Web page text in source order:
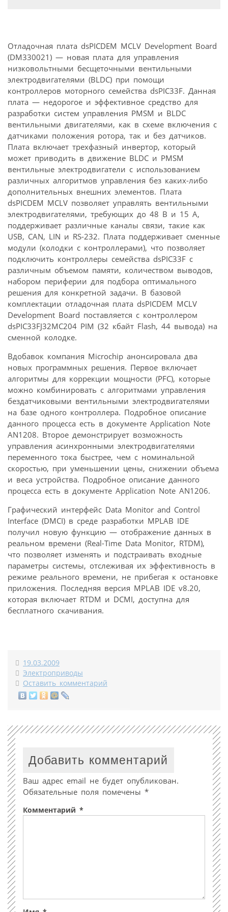
Отладочная плата dsPICDEM MCLV Development Board
(DM330021) — новая плата для управления
низковольтными бесщеточными вентильными
электродвигателями (BLDC) при помощи
контроллеров моторного семейства dsPIC33F. Данная
плата — недорогое и эффективное средство для
разработки систем управления PMSM и BLDC
вентильными двигателями, как в схеме включения с
датчиками положения ротора, так и без датчиков.
Плата включает трехфазный инвертор, который
может приводить в движение BLDC и PMSM
вентильные электродвигатели с использованием
различных алгоритмов управления без каких-либо
дополнительных внешних элементов. Плата
dsPICDEM MCLV позволяет управлять вентильными
электродвигателями, требующих до 48 В и 15 А,
поддерживает различные каналы связи, такие как
USB, CAN, LIN и RS-232. Плата поддерживает сменные
модули (колодки с контроллерами), что позволяет
подключить контроллеры семейства dsPIC33F с
различным объемом памяти, количеством выводов,
набором периферии для подбора оптимального
решения для конкретной задачи. В базовой
комплектации отладочная плата dsPICDEM MCLV
Development Board поставляется с контроллером
dsPIC33FJ32MC204 PIM (32 кбайт Flash, 44 вывода) на
сменной колодке.
Вдобавок компания Microchip анонсировала два
новых программных решения. Первое включает
алгоритмы для коррекции мощности (PFC), которые
можно комбинировать с алгоритмами управления
бездатчиковыми вентильными электродвигателями
на базе одного контроллера. Подробное описание
данного процесса есть в документе Application Note
AN1208. Второе демонстрирует возможность
управления асинхронными электродвигателями
переменного тока быстрее, чем с номинальной
скоростью, при уменьшении цены, снижении объема
и веса устройства. Подробное описание данного
процесса есть в документе Application Note AN1206.
Графический интерфейс Data Monitor and Control
Interface (DMCI) в среде разработки MPLAB IDE
получил новую функцию — отображение данных в
реальном времени (Real-Time Data Monitor, RTDM),
что позволяет изменять и подстраивать входные
параметры системы, отслеживая их эффективность в
режиме реального времени, не прибегая к остановке
приложения. Последняя версия MPLAB IDE v8.20,
которая включает RTDM и DCMI, доступна для
бесплатного скачивания.
19.03.2009
Электроприводы
Оставить комментарий
Добавить комментарий
Ваш адрес email не будет опубликован.
Обязательные поля помечены *
Комментарий *